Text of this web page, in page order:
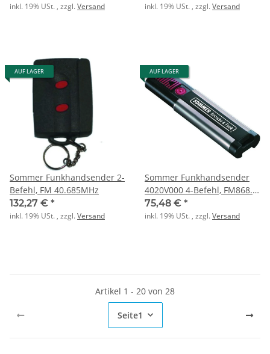
inkl. 19% USt. , zzgl.Versand inkl. 19% USt. , zzgl.Versand
AUF LAGER
Sommer Funkhandsender 2-
Befehl, FM 40.685MHz
132,27 € *
inkl. 19% USt. , zzgl.Versand
AUF LAGER
Sommer Funkhandsender
4020V000 4-Befehl, FM868.8
MHz
75,48 € *
inkl. 19% USt. , zzgl.Versand
Artikel 1 - 20 von 28
Seite1